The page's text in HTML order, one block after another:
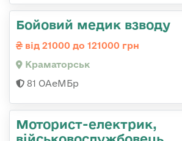
Бойовий медик взводу
від 21000 до 121000 грн
Краматорськ
81 ОАеМБр
Моторист-електрик,